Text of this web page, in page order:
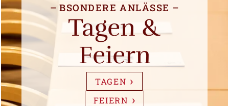
BSONDERE ANLÄSSE
Tagen &
Feiern
TAGEN
FEIERN